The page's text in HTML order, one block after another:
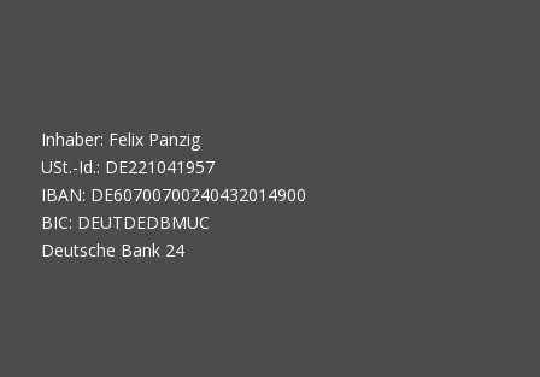
Inhaber: Felix Panzig
USt.-Id.: DE221041957
IBAN: DE60700700240432014900
BIC: DEUTDEDBMUC
Deutsche Bank 24